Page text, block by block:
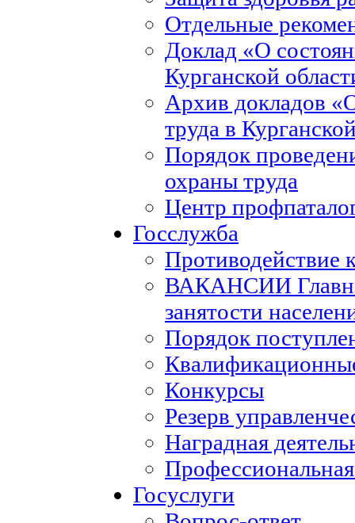
Отдельные
Доклад «О
Курганской
Архив докладов
труда в
Порядок
охраны труда
Центр
Госслужба
Противодействие
ВАКАНСИИ
занятости
Порядок
Конкурсы
Резерв
Наградная
Госуслуги